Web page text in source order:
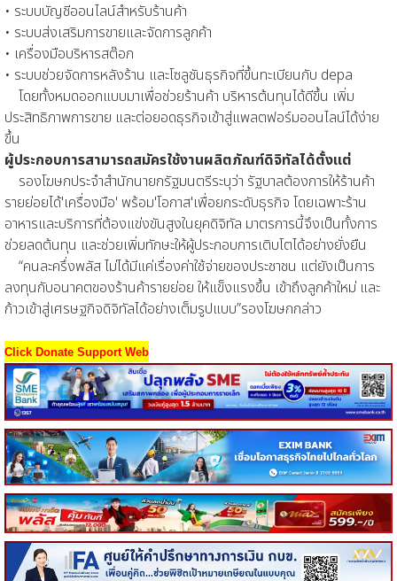
• ระบบบัญชีออนไลน์สำหรับร้านค้า
• ระบบส่งเสริมการขายและจัดการลูกค้า
• เครื่องมือบริหารสต๊อก
• ระบบช่วยจัดการหลังร้าน และโซลูชันธุรกิจที่ขึ้นทะเบียนกับ depa
โดยทั้งหมดออกแบบมาเพื่อช่วยร้านค้า บริหารต้นทุนได้ดีขึ้น เพิ่ม
ประสิทธิภาพการขาย และต่อยอดธุรกิจเข้าสู่แพลตฟอร์มออนไลน์ได้ง่าย
ขึ้น
ผู้ประกอบการสามารถสมัครใช้งานผลิตภัณฑ์ดิจิทัลได้ตั้งแต่
รองโฆษกประจำสำนักนายกรัฐมนตรีระบุว่า รัฐบาลต้องการให้ร้านค้า
รายย่อยได้'เครื่องมือ' พร้อม'โอกาส'เพื่อยกระดับธุรกิจ โดยเฉพาะร้าน
อาหารและบริการที่ต้องแข่งขันสูงในยุคดิจิทัล มาตรการนี้จึงเป็นทั้งการ
ช่วยลดต้นทุน และช่วยเพิ่มทักษะให้ผู้ประกอบการเติบโตได้อย่างยั่งยืน
“คนละครึ่งพลัส ไม่ได้มีแค่เรื่องค่าใช้จ่ายของประชาชน แต่ยังเป็นการ
ลงทุนกับอนาคตของร้านค้ารายย่อย ให้แข็งแรงขึ้น เข้าถึงลูกค้าใหม่ และ
ก้าวเข้าสู่เศรษฐกิจดิจิทัลได้อย่างเต็มรูปแบบ”รองโฆษกกล่าว
Click Donate Support Web